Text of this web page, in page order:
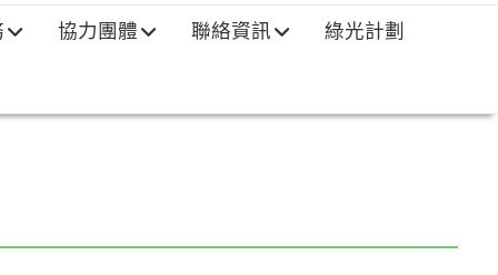
填)：
協力團體 聯絡資訊 綠光計劃